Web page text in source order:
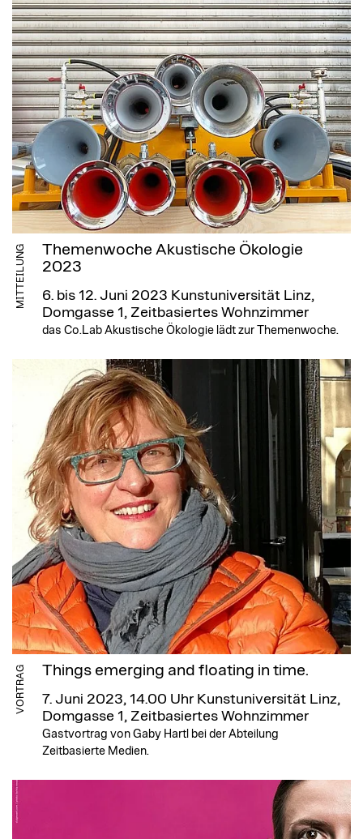
MITTEILUNG
Themenwoche Akustische Ökologie
2023
6. bis 12. Juni 2023 Kunstuniversität Linz,
Domgasse 1, Zeitbasiertes Wohnzimmer
das Co.Lab Akustische Ökologie lädt zur Themenwoche.
VORTRAG Things emerging and floating in time.
7. Juni 2023, 14.00 Uhr Kunstuniversität Linz,
Domgasse 1, Zeitbasiertes Wohnzimmer
Gastvortrag von Gaby Hartl bei der Abteilung
Zeitbasierte Medien.